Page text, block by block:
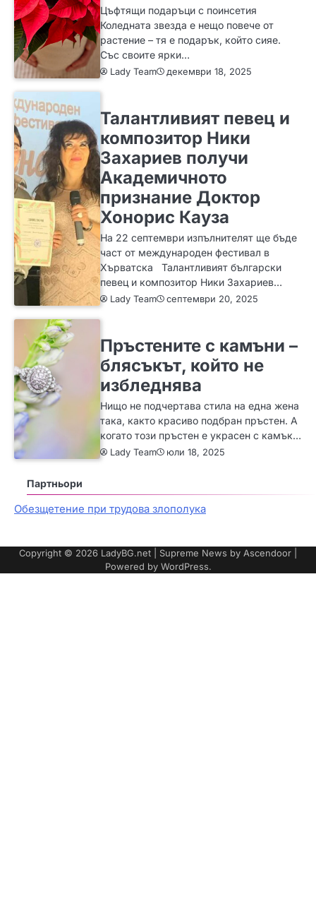
Цъфтящи подаръци с поинсетия
Коледната звезда е нещо повече от
растение – тя е подарък, който сияе.
Със своите ярки…
Lady Team декември 18, 2025
Талантливият певец и
композитор Ники
Захариев получи
Академичното
признание Доктор
Хонорис Кауза
На 22 септември изпълнителят ще бъде
част от международен фестивал в
Хърватска Талантливият български
певец и композитор Ники Захариев…
Lady Team септември 20, 2025
Пръстените с камъни –
блясъкът, който не
избледнява
Нищо не подчертава стила на една жена
така, както красиво подбран пръстен. А
когато този пръстен е украсен с камък…
Lady Team юли 18, 2025
Партньори
Обезщетение при трудова злополука
Copyright © 2026 LadyBG.net | Supreme News by Ascendoor
Powered by WordPress.